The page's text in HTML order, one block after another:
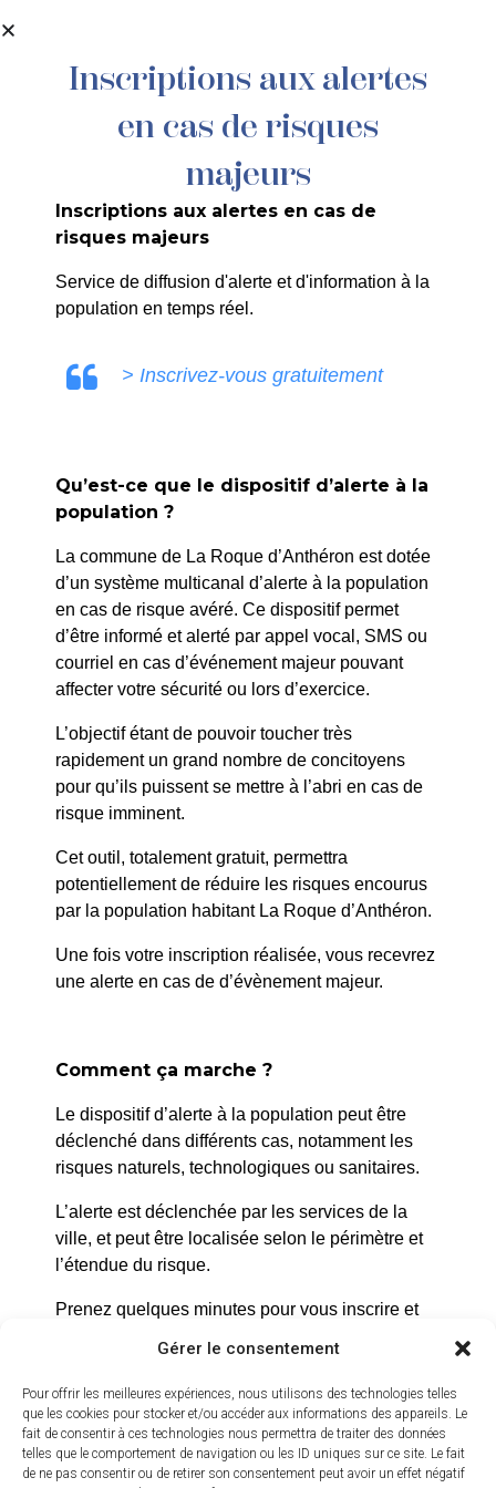
Gérer le consentement
Pour offrir les meilleures expériences, nous utilisons des technologies telles
que les cookies pour stocker et/ou accéder aux informations des appareils. Le
fait de consentir à ces technologies nous permettra de traiter des données
telles que le comportement de navigation ou les ID uniques sur ce site. Le fait
de ne pas consentir ou de retirer son consentement peut avoir un effet négatif
principal
86/26 – ARRETE PORTANT
DELEGATION DE SIGNATURE AU
DIRECTEUR DU POLE OPERATIONNEL
83/26 – ARRETE MUNICIPAL PORTANT
DELEGATION EN MATIERE D’ETAT CIVIL A UN
AGENT
64/26 – ARRÊTÉ PORTANT AUTORISATION
D’OCCUPATION DU DOMAINE PUBLIC – TERRASSE
/ ÉTALAGE COMMERCIAL / PANNEAU
La Roque d’Anthéron
2 avenue de l’Europe Unie,
13640 La Roque d’Anthéron
04 42 95 70 70
Nous contacter
Horaires d'ouverture
Du lundi au jeudi :
de 8h30 à 11h30 et de 14h à 16h
Inscriptions aux alertes
en cas de risques
majeurs
Inscriptions aux alertes en cas de
risques majeurs
Service de diffusion d'alerte et d'information à la
population en temps réel.
> Inscrivez-vous gratuitement
Qu’est-ce que le dispositif d’alerte à la
population ?
La commune de La Roque d’Anthéron est dotée
d’un système multicanal d’alerte à la population
en cas de risque avéré. Ce dispositif permet
d’être informé et alerté par appel vocal, SMS ou
courriel en cas d’événement majeur pouvant
affecter votre sécurité ou lors d’exercice.
L’objectif étant de pouvoir toucher très
rapidement un grand nombre de concitoyens
pour qu’ils puissent se mettre à l’abri en cas de
risque imminent.
Cet outil, totalement gratuit, permettra
potentiellement de réduire les risques encourus
par la population habitant La Roque d’Anthéron.
Une fois votre inscription réalisée, vous recevrez
une alerte en cas de d’évènement majeur.
Comment ça marche ?
Le dispositif d’alerte à la population peut être
déclenché dans différents cas, notamment les
risques naturels, technologiques ou sanitaires.
L’alerte est déclenchée par les services de la
ville, et peut être localisée selon le périmètre et
l’étendue du risque.
Prenez quelques minutes pour vous inscrire et
Comment sont utilisées les données